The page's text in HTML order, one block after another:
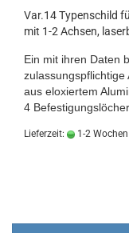
Var.14 Typenschild
mit 1-2 Achsen,
Ein mit ihren Daten
zulassungspflichtige
aus eloxiertem
4
Lieferzeit: 1-2 Wochen